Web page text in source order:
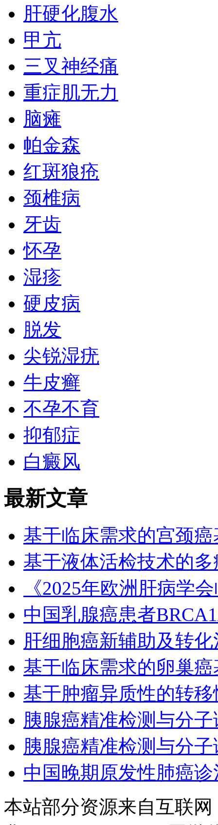
肝硬化腹水
甲亢
三叉神经痛
重症肌无力
脑瘫
帕金森
红斑狼疮
颈椎病
牙齿
怀孕
湿疹
硬皮病
脱发
尖锐湿疣
牛皮癣
不孕不育
抑郁症
白癜风
最新文章
基于临床需求的宫颈
基于液体活检技术的
《2025年欧洲肝病学
中国乳腺癌患者
肝细胞癌新辅助及转
基于临床需求的卵巢
基于肿瘤异质性的转
胰腺癌精准检测与分
胰腺癌精准检测与分
中国晚期原发性肺癌
本站部分资源来自互联